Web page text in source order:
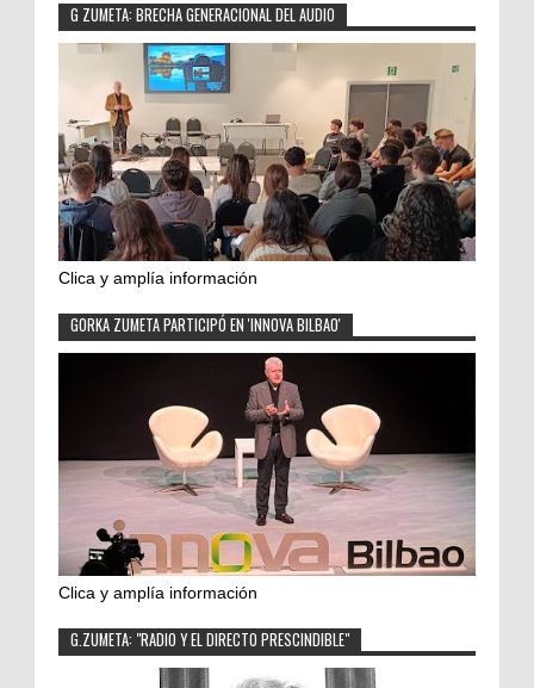
G ZUMETA: BRECHA GENERACIONAL DEL AUDIO
Clica y amplía información
GORKA ZUMETA PARTICIPÓ EN 'INNOVA BILBAO'
Clica y amplía información
G.ZUMETA: "RADIO Y EL DIRECTO PRESCINDIBLE"